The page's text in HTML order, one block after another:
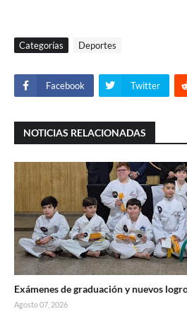
Categorías Deportes
Facebook Twitter
NOTICIAS RELACIONADAS
Exámenes de graduación y nuevos
Agosto 07, 2026